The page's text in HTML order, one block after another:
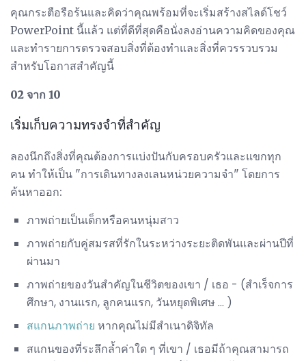
คุณกระตือรือร้นและคิดว่าคุณพร้อมที่จะเริ่มสร้างสไลด์โชว์
PowerPoint นี้แล้ว แต่ที่ดีที่สุดคือนั่งลงอ่านความคิดของคุณ
และทำรายการตรวจสอบสิ่งที่ต้องทำและสิ่งที่ควรรวบรวม
สำหรับโอกาสสำคัญนี้
02 จาก 10
เริ่มเก็บความทรงจำที่สำคัญ
ลองนึกถึงสิ่งที่คุณต้องการแบ่งปันกับครอบครัวและแขกทุก
คน ทำให้เป็น "การเดินทางลงเลนหน่วยความจำ" โดยการ
ค้นหาออก:
ภาพถ่ายเป็นเด็กหรือคนหนุ่มสาว
ภาพถ่ายกับคู่สมรสที่รักในระหว่างระยะติดพันและผ่านปีที่
ผ่านมา
ภาพถ่ายของวันสำคัญในชีวิตของเขา / เธอ - (สำเร็จการ
ศึกษา, งานแรก, ลูกคนแรก, วันหยุดพิเศษ ... )
สแกนภาพถ่าย หากคุณไม่มีสำเนาดิจิทัล
สแกนของที่ระลึกล้ำค่าใด ๆ ที่เขา / เธอมีถ้าคุณสามารถ